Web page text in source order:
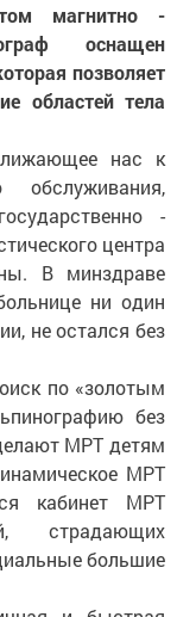
магнитно -
оснащен
позволяет
областей тела
нас к
-
центра
В минздраве
ни один
не остался без
по «золотым
без
МРТ детям
МРТ
кабинет МРТ
страдающих
большие